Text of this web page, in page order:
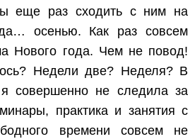
еще раз сходить с ним на
осенью. Как раз совсем
Нового года. Чем не повод!
Недели две? Неделя? В
совершенно не следила за
практика и занятия с
времени совсем не